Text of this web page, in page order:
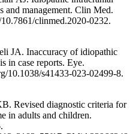
and management. Clin Med.
clinmed.2020-0232.
JA. Inaccuracy of idiopathic
in case reports. Eye.
10.1038/s41433-023-02499-8.
Revised diagnostic criteria for
in adults and children.